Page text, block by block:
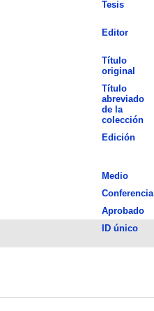
Tesis
Editor
Título
original
Título
abreviado
de la
colección
Edición
Medio
Conferencia
Aprobado
ID único